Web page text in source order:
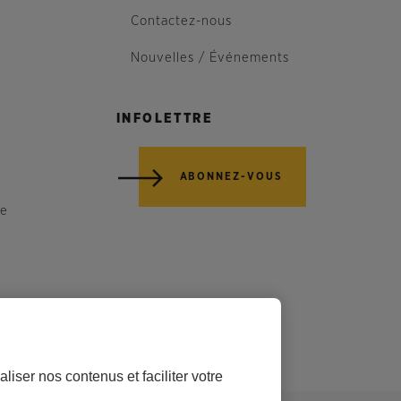
Contactez-nous
Nouvelles / Événements
INFOLETTRE
ABONNEZ-VOUS
nos contenus et faciliter votre